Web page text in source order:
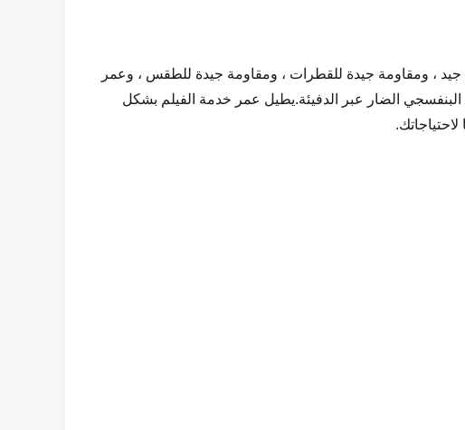
جيد ، ومقاومة جيدة للقطرات ، ومقاومة جيدة للطقس ، وعمر
الضار عبر الدفيئة.يطيل عمر خدمة الفيلم بشكل